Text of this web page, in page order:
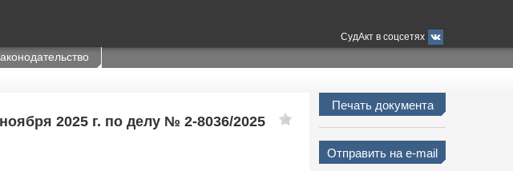
СудАкт в соцсетях
2025 г. по делу № 2-8036/2025
Печать документа
Отправить на e-mail